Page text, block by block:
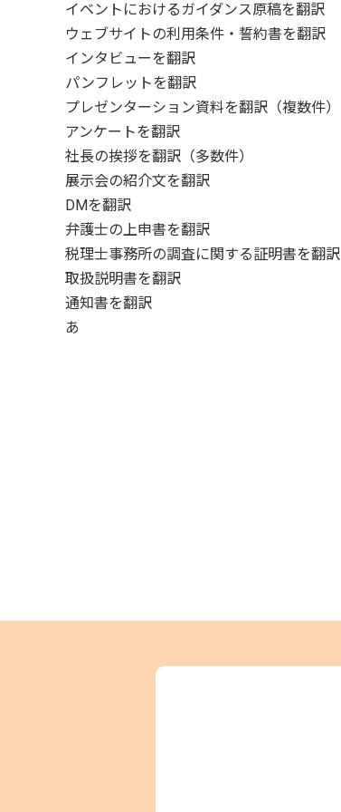
イベントにおけるガイダンス原稿を翻訳
ウェブサイトの利用条件・誓約書を翻訳
インタビューを翻訳
パンフレットを翻訳
プレゼンターション資料を翻訳（複数件）
アンケートを翻訳
社長の挨拶を翻訳（多数件）
展示会の紹介文を翻訳
DMを翻訳
弁護士の上申書を翻訳
税理士事務所の調査に関する証明書を翻訳
取扱説明書を翻訳
通知書を翻訳
あ